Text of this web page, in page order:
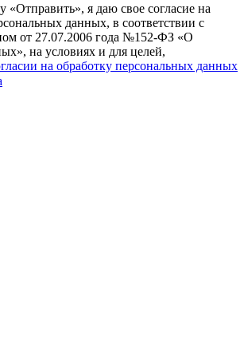
я даю свое согласие на
данных, в соответствии с
от 27.07.2006 года №152-ФЗ «О
на условиях и для целей,
на обработку персональных данных